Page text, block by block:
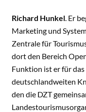
Richard Hunkel. Er
Marketing und
Zentrale für
dort den Bereich
Funktion ist er für
deutschlandweiten
den die DZT